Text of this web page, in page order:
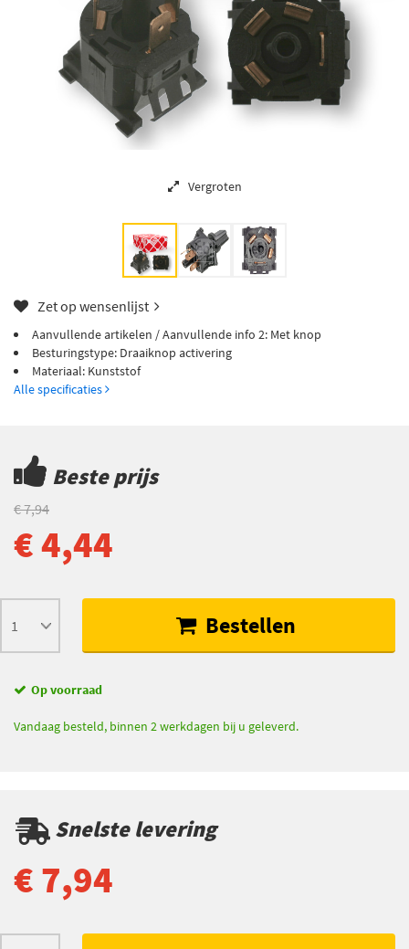
Vergroten
Zet op wensenlijst
Aanvullende artikelen / Aanvullende info 2: Met knop
Besturingstype: Draaiknop activering
Materiaal: Kunststof
Alle specificaties
Beste prijs
€ 7,94
€ 4,44
Bestellen
Op voorraad
Vandaag besteld, binnen 2 werkdagen bij u geleverd.
Snelste levering
€ 7,94